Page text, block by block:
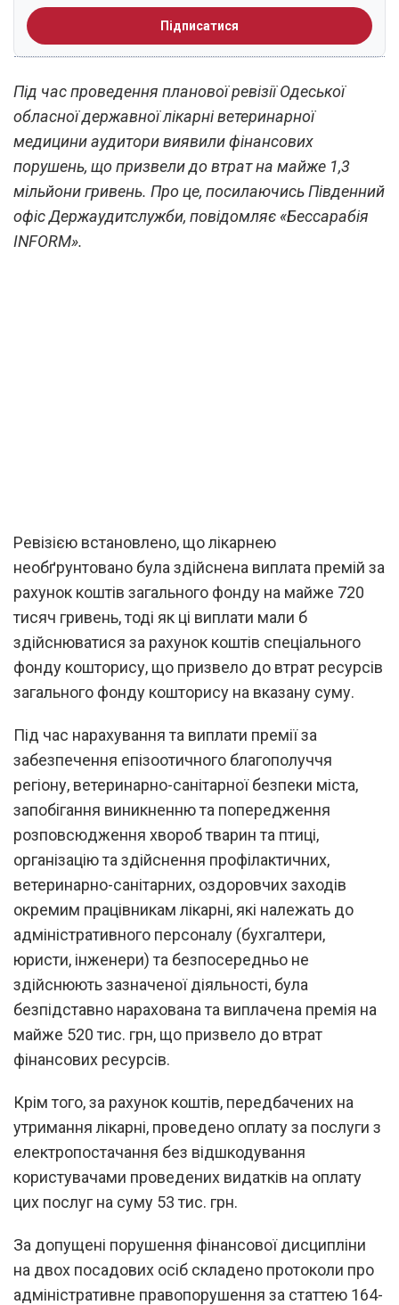
Підписатися
Під час проведення планової ревізії Одеської
обласної державної лікарні ветеринарної
медицини аудитори виявили фінансових
порушень, що призвели до втрат на майже 1,3
мільйони гривень. Про це, посилаючись Південний
офіс Держаудитслужби, повідомляє «Бессарабія
INFORM».
Ревізією встановлено, що лікарнею
необґрунтовано була здійснена виплата премій за
рахунок коштів загального фонду на майже 720
тисяч гривень, тоді як ці виплати мали б
здійснюватися за рахунок коштів спеціального
фонду кошторису, що призвело до втрат ресурсів
загального фонду кошторису на вказану суму.
Під час нарахування та виплати премії за
забезпечення епізоотичного благополуччя
регіону, ветеринарно-санітарної безпеки міста,
запобігання виникненню та попередження
розповсюдження хвороб тварин та птиці,
організацію та здійснення профілактичних,
ветеринарно-санітарних, оздоровчих заходів
окремим працівникам лікарні, які належать до
адміністративного персоналу (бухгалтери,
юристи, інженери) та безпосередньо не
здійснюють зазначеної діяльності, була
безпідставно нарахована та виплачена премія на
майже 520 тис. грн, що призвело до втрат
фінансових ресурсів.
Крім того, за рахунок коштів, передбачених на
утримання лікарні, проведено оплату за послуги з
електропостачання без відшкодування
користувачами проведених видатків на оплату
цих послуг на суму 53 тис. грн.
За допущені порушення фінансової дисципліни
на двох посадових осіб складено протоколи про
адміністративне правопорушення за статтею 164-